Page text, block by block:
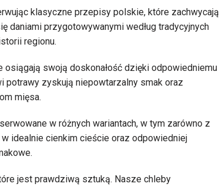
klasyczne przepisy polskie, które zachwycają
daniami przygotowywanymi według tradycyjnych
regionu.
swoją doskonałość dzięki odpowiedniemu
zyskują niepowtarzalny smak oraz
mięsa.
w różnych wariantach, w tym zarówno z
idealnie cienkim cieście oraz odpowiedniej
jest prawdziwą sztuką. Nasze chleby